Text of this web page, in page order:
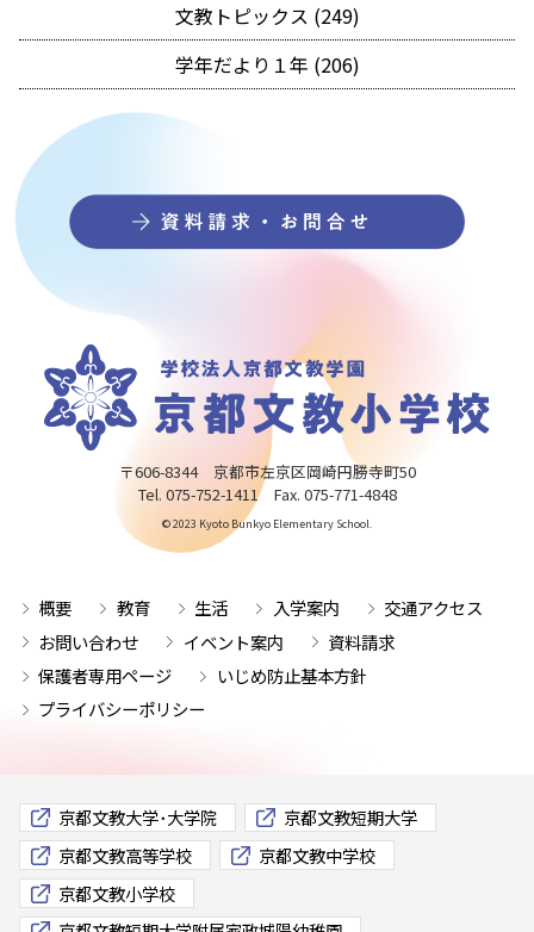
文教トピックス (249)
学年だより１年 (206)
〒606-8344 京都市左京区岡崎円勝寺町50
Tel. 075-752-1411 Fax. 075-771-4848
© 2023 Kyoto Bunkyo Elementary School.
概要 教育 生活 入学案内
交通アクセス
お問い合わせ
イベント案内
資料請求
保護者専用ページ
いじめ防止基本方針
プライバシーポリシー
京都文教大学･大学院
京都文教短期大学
京都文教高等学校
京都文教中学校
京都文教小学校